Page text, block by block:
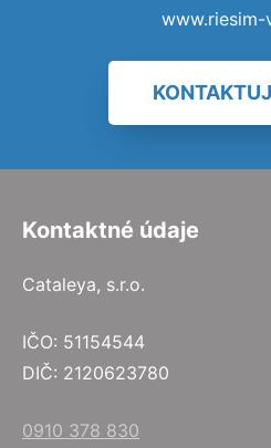
www.riesim-
Kontaktné údaje
Cataleya, s.r.o.
IČO: 51154544
DIČ: 2120623780
0910 378 830